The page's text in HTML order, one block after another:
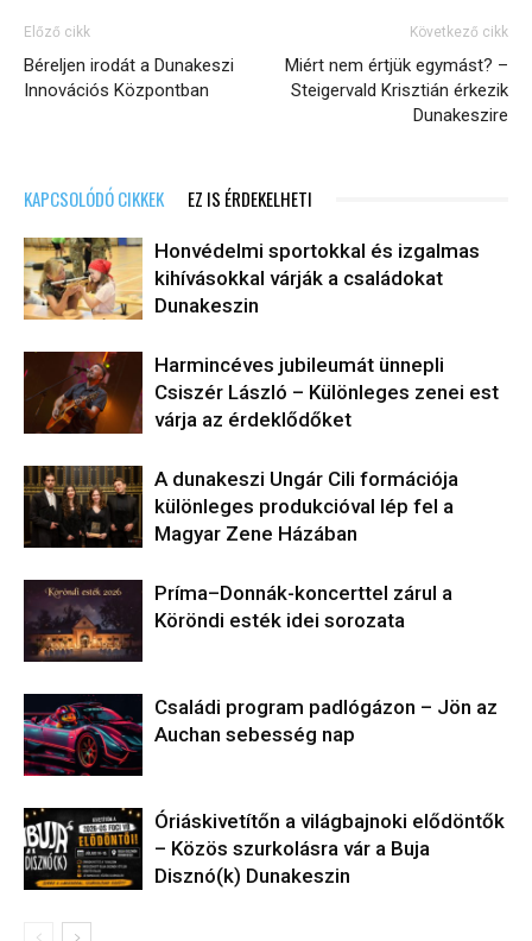
Előző cikk
Béreljen irodát a Dunakeszi
Innovációs Központban
Következő cikk
Miért nem értjük egymást? –
Steigervald Krisztián érkezik
Dunakeszire
KAPCSOLÓDÓ CIKKEK EZ IS ÉRDEKELHETI
Honvédelmi sportokkal és izgalmas
kihívásokkal várják a családokat
Dunakeszin
Harmincéves jubileumát ünnepli
Csiszér László – Különleges zenei est
várja az érdeklődőket
A dunakeszi Ungár Cili formációja
különleges produkcióval lép fel a
Magyar Zene Házában
Príma–Donnák-koncerttel zárul a
Köröndi esték idei sorozata
Családi program padlógázon – Jön az
Auchan sebesség nap
Óriáskivetítőn a világbajnoki elődöntők
– Közös szurkolásra vár a Buja
Disznó(k) Dunakeszin